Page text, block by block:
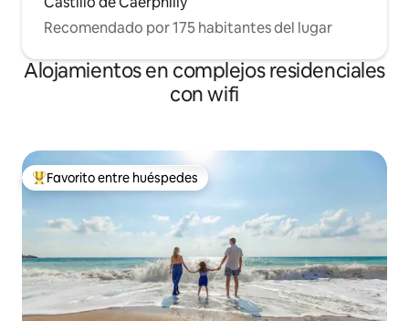
Recomendado por 175 habitantes del lugar
Alojamientos en complejos residenciales
con wifi
Favorito entre los huéspedes más destacados
Favorito entre huéspedes